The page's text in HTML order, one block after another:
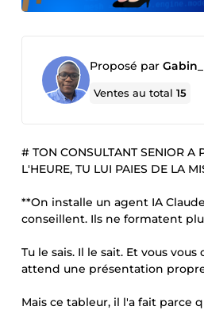
Proposé par
Ventes au total15
# TON CONSULTANT SENIOR A
L'HEURE, TU LUI PAIES DE LA
**On installe un agent IA
conseillent. Ils ne formatent
Tu le sais. Il le sait. Et vous
attend une présentation
Mais ce tableur, il l'a fait parce